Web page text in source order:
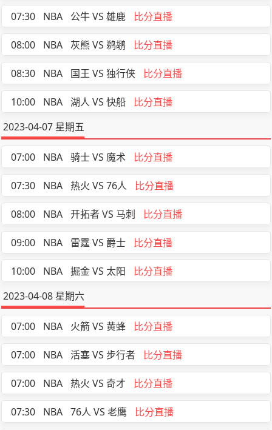
07:30 NBA 公牛 VS 雄鹿 比分直播
08:00 NBA 灰熊 VS 鹈鹕 比分直播
08:30 NBA 国王 VS 独行侠 比分直播
10:00 NBA 湖人 VS 快船
比分直播
2023-04-07 星期五
07:00 NBA 骑士 VS 魔术 比分直播
07:30 NBA 热火 VS 76人 比分直播
08:00 NBA 开拓者 VS 马刺 比分直播
09:00 NBA 雷霆 VS 爵士 比分直播
10:00 NBA 掘金 VS 太阳
比分直播
2023-04-08 星期六
07:00 NBA 火箭 VS 黄蜂 比分直播
07:00 NBA 活塞 VS 步行者 比分直播
07:00 NBA 热火 VS 奇才 比分直播
07:30 NBA 76人 VS 老鹰 比分直播